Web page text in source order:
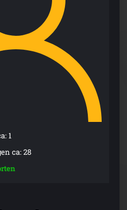
1
ca: 28